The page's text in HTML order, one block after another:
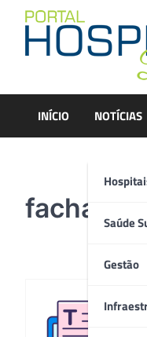
content
INÍCIO NOTÍCIAS
Saúde
Gestão
fachada